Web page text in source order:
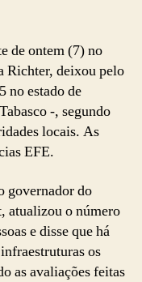
de ontem (7) no
Richter, deixou pelo
no estado de
-, segundo
locais. As
EFE.
governador do
atualizou o número
e disse que há
os
as avaliações feitas